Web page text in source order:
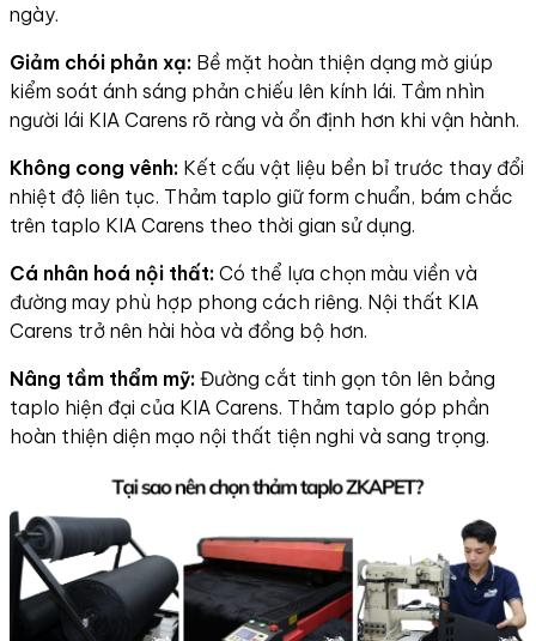
ngày.
Giảm chói phản xạ: Bề mặt hoàn thiện dạng mờ giúp
kiểm soát ánh sáng phản chiếu lên kính lái. Tầm nhìn
người lái KIA Carens rõ ràng và ổn định hơn khi vận hành.
Không cong vênh: Kết cấu vật liệu bền bỉ trước thay đổi
nhiệt độ liên tục. Thảm taplo giữ form chuẩn, bám chắc
trên taplo KIA Carens theo thời gian sử dụng.
Cá nhân hoá nội thất: Có thể lựa chọn màu viền và
đường may phù hợp phong cách riêng. Nội thất KIA
Carens trở nên hài hòa và đồng bộ hơn.
Nâng tầm thẩm mỹ: Đường cắt tinh gọn tôn lên bảng
taplo hiện đại của KIA Carens. Thảm taplo góp phần
hoàn thiện diện mạo nội thất tiện nghi và sang trọng.